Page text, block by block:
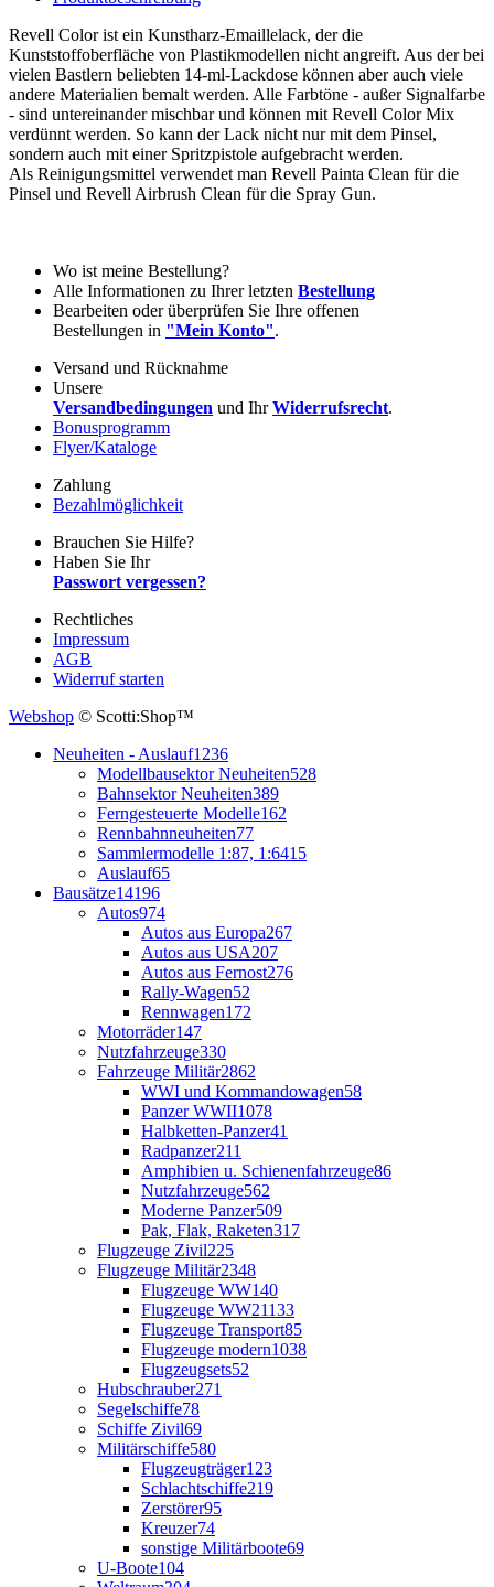
Revell Color ist ein Kunstharz-Emaillelack, der die
Kunststoffoberfläche von Plastikmodellen nicht angreift. Aus der bei
vielen Bastlern beliebten 14-ml-Lackdose können aber auch viele
andere Materialien bemalt werden. Alle Farbtöne - außer Signalfarbe
- sind untereinander mischbar und können mit Revell Color Mix
verdünnt werden. So kann der Lack nicht nur mit dem Pinsel,
sondern auch mit einer Spritzpistole aufgebracht werden.
Als Reinigungsmittel verwendet man Revell Painta Clean für die
Pinsel und Revell Airbrush Clean für die Spray Gun.
Wo ist meine Bestellung?
Alle Informationen zu Ihrer letzten Bestellung
Bearbeiten oder überprüfen Sie Ihre offenen
Bestellungen in "Mein Konto".
Versand und Rücknahme
Unsere
Versandbedingungen und IhrWiderrufsrecht.
Bonusprogramm
Flyer/Kataloge
Zahlung
Bezahlmöglichkeit
Brauchen Sie Hilfe?
Haben Sie Ihr
Passwort vergessen?
Rechtliches
Impressum
AGB
Widerruf starten
Webshop © Scotti:Shop™
Neuheiten - Auslauf1236
Modellbausektor Neuheiten528
Bahnsektor Neuheiten389
Ferngesteuerte Modelle162
Rennbahnneuheiten77
Sammlermodelle 1:87, 1:6415
Auslauf65
Bausätze14196
Autos974
Autos aus Europa267
Autos aus USA207
Autos aus Fernost276
Rally-Wagen52
Rennwagen172
Motorräder147
Nutzfahrzeuge330
Fahrzeuge Militär2862
WWI und Kommandowagen58
Panzer WWII1078
Halbketten-Panzer41
Radpanzer211
Amphibien u. Schienenfahrzeuge86
Nutzfahrzeuge562
Moderne Panzer509
Pak, Flak, Raketen317
Flugzeuge Zivil225
Flugzeuge Militär2348
Flugzeuge WW140
Flugzeuge WW21133
Flugzeuge Transport85
Flugzeuge modern1038
Flugzeugsets52
Hubschrauber271
Segelschiffe78
Schiffe Zivil69
Militärschiffe580
Flugzeugträger123
Schlachtschiffe219
Zerstörer95
Kreuzer74
sonstige Militärboote69
U-Boote104